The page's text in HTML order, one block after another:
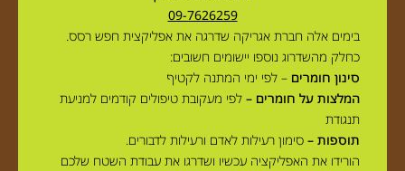
09-7626259
בימים אלה חברת אגריקה שדרגה את אפליקצית חפש רסס.
כחלק מהשדרוג נוספו יישומים חשובים:
סינון חומרים – לפי ימי המתנה לקטיף
המלצות על חומרים – לפי מעקובת טיפולים קודמים למניעת
תנגודת
תוספות – סימון רעילות לאדם ורעילות לדבורים.
הורידו את האפליקציה עכשיו ושדרגו את עבודת השטח שלכם